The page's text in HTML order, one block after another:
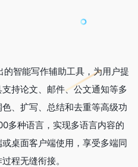
的智能写作辅助工具，为用户提
持论文、邮件、公文通知等多
、扩写、总结和去重等高级功
多种语言，实现多语言内容的
桌面客户端使用，享受多端同
程无缝衔接。